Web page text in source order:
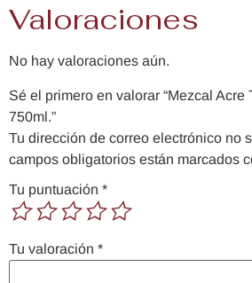
Valoraciones
No hay valoraciones aún.
Sé el primero en valorar “Mezcal Acre
750ml.”
Tu dirección de correo electrónico no
campos obligatorios están marcados
Tu puntuación *
Tu valoración *